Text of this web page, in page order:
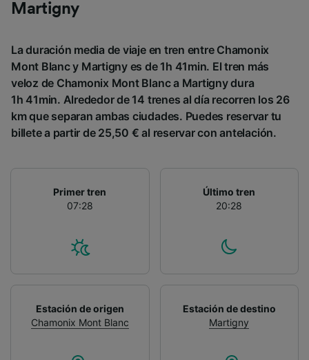
Martigny
La duración media de viaje en tren entre Chamonix
Mont Blanc y Martigny es de 1h 41min. El tren más
veloz de Chamonix Mont Blanc a Martigny dura
1h 41min. Alrededor de 14 trenes al día recorren los 26
km que separan ambas ciudades. Puedes reservar tu
billete a partir de 25,50 € al reservar con antelación.
Primer tren
07:28
Último tren
20:28
Estación de origen
Chamonix Mont Blanc
Estación de destino
Martigny